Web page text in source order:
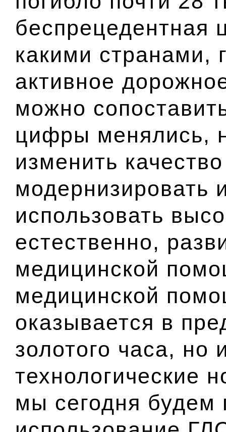
какими странами,
активное
можно
цифры менялись,
изменить
модернизировать
использовать
естественно,
медицинской
медицинской
оказывается в
золотого часа, но
технологические
мы сегодня будем